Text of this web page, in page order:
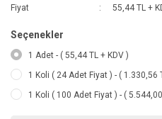
Fiyat
55,44 TL +
Seçenekler
1 Adet - ( 55,44 TL + KDV )
1 Koli ( 24 Adet Fiyat ) - ( 1.330,56
1 Koli ( 100 Adet Fiyat ) - (